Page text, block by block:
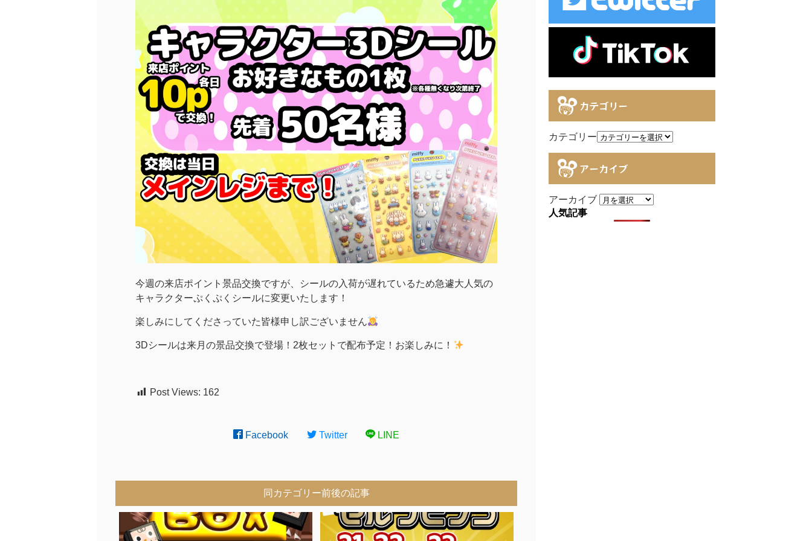
今週の来店ポイント景品交換ですが、シールの入荷が遅れているため急遽大人気の
キャラクターぷくぷくシールに変更いたします！
楽しみにしてくださっていた皆様申し訳ございません
3Dシールは来月の景品交換で登場！2枚セットで配布予定！お楽しみに！
Post Views: 162
Facebook Twitter LINE
同カテゴリー前後の記事
カテゴリー
カテゴリー
アーカイブ
アーカイブ
人気記事